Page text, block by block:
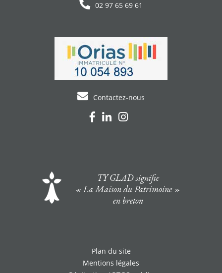
02 97 65 69 61
Contactez-nous
TY GLAD signifie
« La Maison du Patrimoine »
en breton
Plan du site
Mentions légales